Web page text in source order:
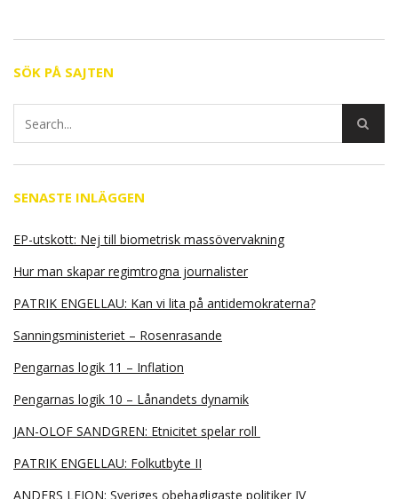
SÖK PÅ SAJTEN
SENASTE INLÄGGEN
EP-utskott: Nej till biometrisk massövervakning
Hur man skapar regimtrogna journalister
PATRIK ENGELLAU: Kan vi lita på antidemokraterna?
Sanningsministeriet – Rosenrasande
Pengarnas logik 11 – Inflation
Pengarnas logik 10 – Lånandets dynamik
JAN-OLOF SANDGREN: Etnicitet spelar roll
PATRIK ENGELLAU: Folkutbyte II
ANDERS LEION: Sveriges obehagligaste politiker IV